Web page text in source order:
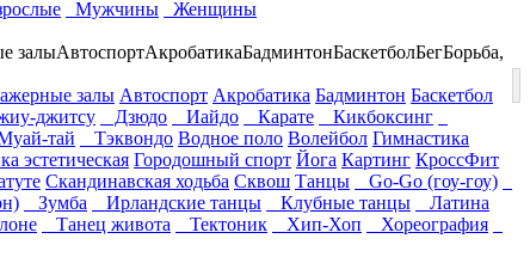
Мужчины
Женщины
залыАвтоспортАкробатикаБадминтонБаскетболБегБорьба,
залы Автоспорт Акробатика Бадминтон Баскетбол
джитсу Дзюдо Иайдо Карате
Кикбоксинг
тай Тэквондо Водное поло Волейбол Гимнастика
эстетическая Городошный спорт Йога Картинг КроссФит
Скандинавская ходьба Сквош Танцы
Go-Go (гоу-гоу)
Зумба Ирландские танцы Клубные танцы
Латина
Танец живота Тектоник Хип-Хоп
Хореография